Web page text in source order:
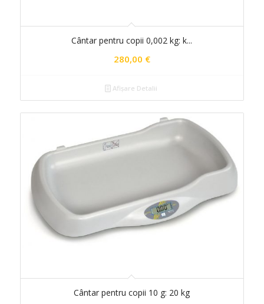
Cântar pentru copii 0,002 kg: k...
280,00 €
Afișare Detalii
Cântar pentru copii 10 g: 20 kg